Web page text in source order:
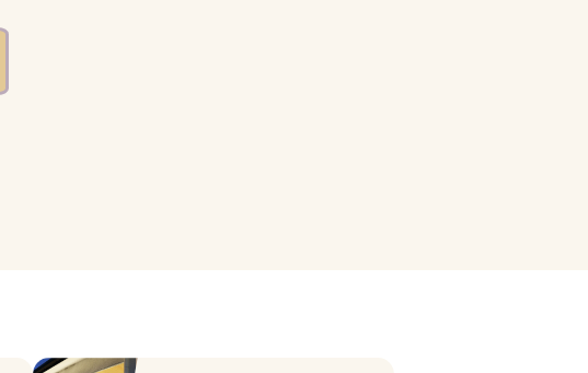
したい…・ […]